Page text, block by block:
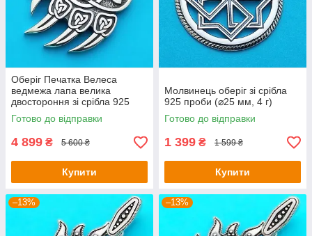
Оберіг Печатка Велеса
ведмежа лапа велика
двостороння зі срібла 925
проби (48х30 мм, 14г)
Готово до відправки
4 899 ₴ 5 600 ₴
Купити
Молвинець оберіг зі срібла
925 проби (⌀25 мм, 4 г)
Готово до відправки
1 399 ₴ 1 599 ₴
Купити
–13% –13%